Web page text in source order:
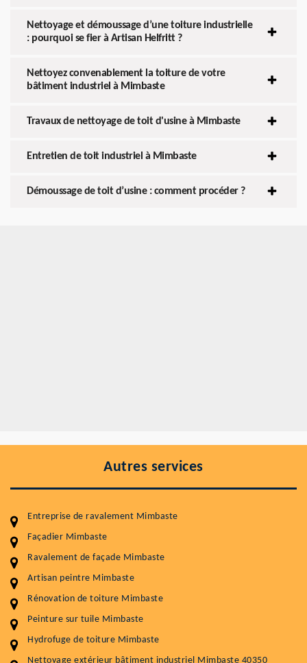
Nettoyage et démoussage d’une toiture industrielle
: pourquoi se fier à Artisan Helfritt ?
Nettoyez convenablement la toiture de votre
bâtiment industriel à Mimbaste
Travaux de nettoyage de toit d'usine à Mimbaste
Entretien de toit industriel à Mimbaste
Démoussage de toit d’usine : comment procéder ?
Autres services
Entreprise de ravalement Mimbaste
Façadier Mimbaste
Ravalement de façade Mimbaste
Artisan peintre Mimbaste
Rénovation de toiture Mimbaste
Peinture sur tuile Mimbaste
Hydrofuge de toiture Mimbaste
Nettoyage extérieur bâtiment industriel Mimbaste 40350
Entretenir votre toiture, c'est préserver sa
durabilité
Plus de 15 ans d'expérience en couverture et facade
Service